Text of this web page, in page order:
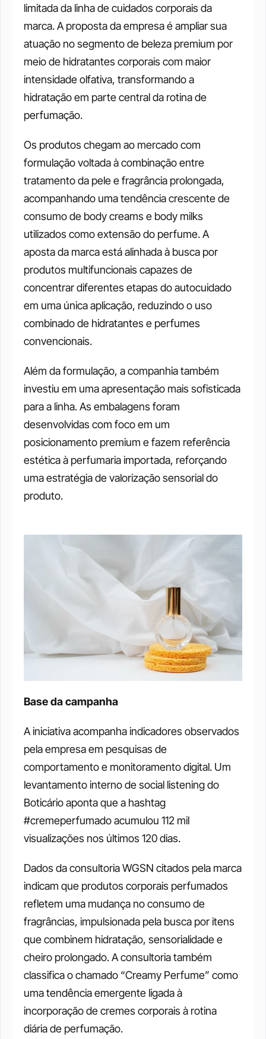
limitada da linha de cuidados corporais da
marca. A proposta da empresa é ampliar sua
atuação no segmento de beleza premium por
meio de hidratantes corporais com maior
intensidade olfativa, transformando a
hidratação em parte central da rotina de
perfumação.
Os produtos chegam ao mercado com
formulação voltada à combinação entre
tratamento da pele e fragrância prolongada,
acompanhando uma tendência crescente de
consumo de body creams e body milks
utilizados como extensão do perfume. A
aposta da marca está alinhada à busca por
produtos multifuncionais capazes de
concentrar diferentes etapas do autocuidado
em uma única aplicação, reduzindo o uso
combinado de hidratantes e perfumes
convencionais.
Além da formulação, a companhia também
investiu em uma apresentação mais sofisticada
para a linha. As embalagens foram
desenvolvidas com foco em um
posicionamento premium e fazem referência
estética à perfumaria importada, reforçando
uma estratégia de valorização sensorial do
produto.
Base da campanha
A iniciativa acompanha indicadores observados
pela empresa em pesquisas de
comportamento e monitoramento digital. Um
levantamento interno de social listening do
Boticário aponta que a hashtag
#cremeperfumado acumulou 112 mil
visualizações nos últimos 120 dias.
Dados da consultoria WGSN citados pela marca
indicam que produtos corporais perfumados
refletem uma mudança no consumo de
fragrâncias, impulsionada pela busca por itens
que combinem hidratação, sensorialidade e
cheiro prolongado. A consultoria também
classifica o chamado “Creamy Perfume” como
uma tendência emergente ligada à
incorporação de cremes corporais à rotina
diária de perfumação.